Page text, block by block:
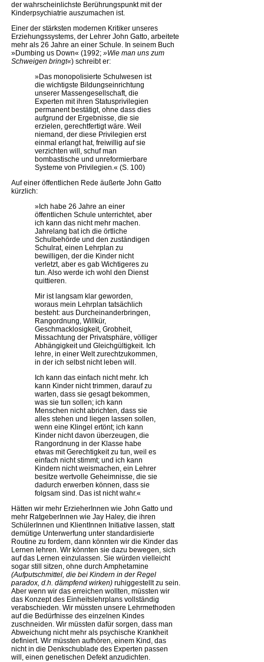
der wahrscheinlichste Berührungspunkt mit der
Kinderpsychiatrie auszumachen ist.
Einer der stärksten modernen Kritiker unseres
Erziehungssystems, der Lehrer John Gatto, arbeitete
mehr als 26 Jahre an einer Schule. In seinem Buch
»Dumbing us Down« (1992; »Wie man uns zum
Schweigen bringt«) schreibt er:
»Das monopolisierte Schulwesen ist
die wichtigste Bildungseinrichtung
unserer Massengesellschaft, die
Experten mit ihren Statusprivilegien
permanent bestätigt, ohne dass dies
aufgrund der Ergebnisse, die sie
erzielen, gerechtfertigt wäre. Weil
niemand, der diese Privilegien erst
einmal erlangt hat, freiwillig auf sie
verzichten will, schuf man
bombastische und unreformierbare
Systeme von Privilegien.« (S. 100)
Auf einer öffentlichen Rede äußerte John Gatto
kürzlich:
»Ich habe 26 Jahre an einer
öffentlichen Schule unterrichtet, aber
ich kann das nicht mehr machen.
Jahrelang bat ich die örtliche
Schulbehörde und den zuständigen
Schulrat, einen Lehrplan zu
bewilligen, der die Kinder nicht
verletzt, aber es gab Wichtigeres zu
tun. Also werde ich wohl den Dienst
quittieren.
Mir ist langsam klar geworden,
woraus mein Lehrplan tatsächlich
besteht: aus Durcheinanderbringen,
Rangordnung, Willkür,
Geschmacklosigkeit, Grobheit,
Missachtung der Privatsphäre, völliger
Abhängigkeit und Gleichgültigkeit. Ich
lehre, in einer Welt zurechtzukommen,
in der ich selbst nicht leben will.
Ich kann das einfach nicht mehr. Ich
kann Kinder nicht trimmen, darauf zu
warten, dass sie gesagt bekommen,
was sie tun sollen; ich kann
Menschen nicht abrichten, dass sie
alles stehen und liegen lassen sollen,
wenn eine Klingel ertönt; ich kann
Kinder nicht davon überzeugen, die
Rangordnung in der Klasse habe
etwas mit Gerechtigkeit zu tun, weil es
einfach nicht stimmt; und ich kann
Kindern nicht weismachen, ein Lehrer
besitze wertvolle Geheimnisse, die sie
dadurch erwerben können, dass sie
folgsam sind. Das ist nicht wahr.«
Hätten wir mehr ErzieherInnen wie John Gatto und
mehr RatgeberInnen wie Jay Haley, die ihren
SchülerInnen und KlientInnen Initiative lassen, statt
demütige Unterwerfung unter standardisierte
Routine zu fordern, dann könnten wir die Kinder das
Lernen lehren. Wir könnten sie dazu bewegen, sich
auf das Lernen einzulassen. Sie würden vielleicht
sogar still sitzen, ohne durch Amphetamine
(Aufputschmittel, die bei Kindern in der Regel
paradox, d.h. dämpfend wirken) ruhiggestellt zu sein.
Aber wenn wir das erreichen wollten, müssten wir
das Konzept des Einheitslehrplans vollständig
verabschieden. Wir müssten unsere Lehrmethoden
auf die Bedürfnisse des einzelnen Kindes
zuschneiden. Wir müssten dafür sorgen, dass man
Abweichung nicht mehr als psychische Krankheit
definiert. Wir müssten aufhören, einem Kind, das
nicht in die Denkschublade des Experten passen
will, einen genetischen Defekt anzudichten.